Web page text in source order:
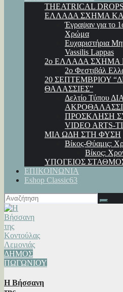
THEATRICAL DROPS
ΕΛΛΑΔΑ ΣΧΗΜΑ
Έγραψαν για το
Χρώμα
Ευχαριστήρια
Vassilis Lappas
2ο ΕΛΛΑΔΑ ΣΧΗΜΑ
2ο Φεστιβάλ
20 ΣΕΠΤΕΜΒΡΙΟΥ
ΘΑΛΑΣΣΙΕΣ”
Δελτίο Τύπου
ΠΡΟΣΚΛΗΣΗ
VIDEO ARTS-
ΜΙΑ ΩΔΗ ΣΤΗ ΦΥΣΗ
Βίκος-Θύαμις:
Βίκος:
ΥΠΟΓΕΙΟΣ
ΕΠΙΚΟΙΝΩΝΙΑ
Eshop Classic63
ΔΗΜΟΣ
ΠΩΓΩΝΙΟΥ
Η Βήσσανη